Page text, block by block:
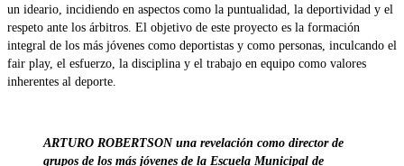
un ideario, incidiendo en aspectos como la puntualidad, la deportividad y el
respeto ante los árbitros. El objetivo de este proyecto es la formación
integral de los más jóvenes como deportistas y como personas, inculcando el
fair play, el esfuerzo, la disciplina y el trabajo en equipo como valores
inherentes al deporte.
ARTURO ROBERTSON una revelación como director de
grupos de los más jóvenes de la Escuela Municipal de